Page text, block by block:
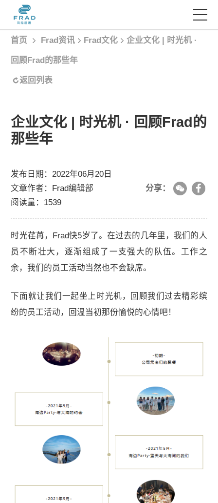
首页
服务项目
经典案例
Frad资讯
关于我们
加入我们
联系我们
首页 Frad资讯 Frad文化 企业文化 | 时光机 ·
回顾Frad的那些年
返回列表
企业文化 | 时光机 · 回顾Frad的
那些年
发布日期：2022年06月20日
文章作者：Frad编辑部
阅读量：1539
分享：
时光荏苒，Frad快5岁了。在过去的几年里，我们的人
员不断壮大，逐渐组成了一支强大的队伍。工作之
余，我们的员工活动当然也不会缺席。
下面就让我们一起坐上时光机，回顾我们过去精彩缤
纷的员工活动，回温当初那份愉悦的心情吧！